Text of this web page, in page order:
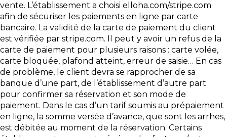
vente. L’établissement a choisi elloha.com/stripe.com
afin de sécuriser les paiements en ligne par carte
bancaire. La validité de la carte de paiement du client
est vérifiée par stripe.com. Il peut y avoir un refus de la
carte de paiement pour plusieurs raisons : carte volée,
carte bloquée, plafond atteint, erreur de saisie… En cas
de problème, le client devra se rapprocher de sa
banque d’une part, de l’établissement d’autre part
pour confirmer sa réservation et son mode de
paiement. Dans le cas d’un tarif soumis au prépaiement
en ligne, la somme versée d’avance, que sont les arrhes,
est débitée au moment de la réservation. Certains